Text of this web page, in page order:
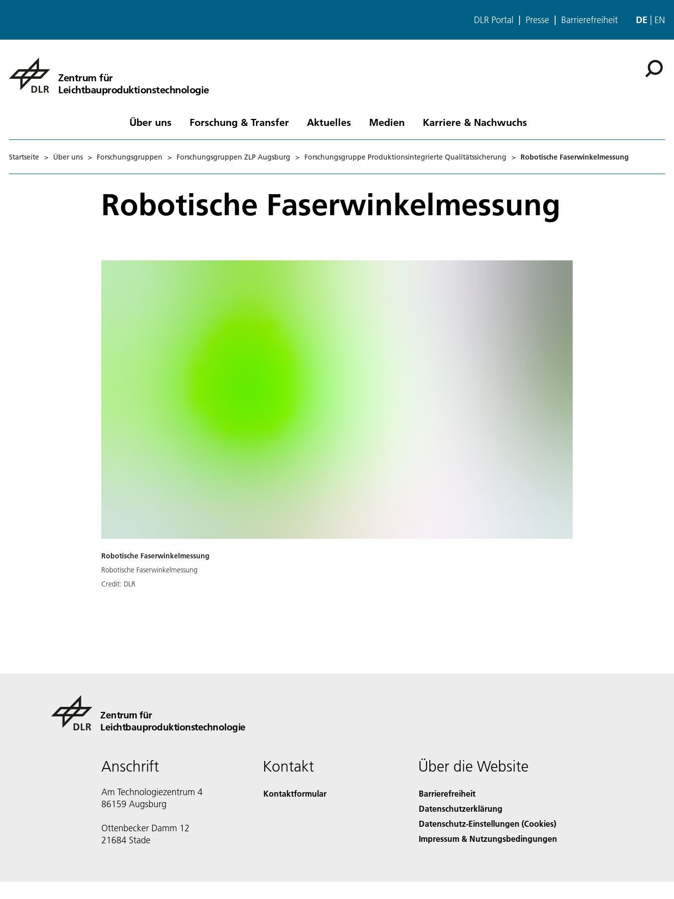
DLR Portal Presse Barrierefreiheit DE EN
Zentrum für
Leichtbauproduktionstechnologie
Über uns Forschung & Transfer Aktuelles Medien Karriere & Nachwuchs
Startseite > Über uns > Forschungsgruppen > Forschungsgruppen ZLP Augsburg > Forschungsgruppe Produktionsintegrierte Qualitätssicherung > Robotische Faserwinkelmessung
Robotische Faserwinkelmessung
Robotische Faserwinkelmessung
Robotische Faserwinkelmessung
Credit: DLR
Zentrum für
Leichtbauproduktionstechnologie
Anschrift
Am Technologiezentrum 4
86159 Augsburg
Ottenbecker Damm 12
21684 Stade
Kontakt
Kontaktformular
Über die Website
Barrierefreiheit
Datenschutzerklärung
Datenschutz-Einstellungen (Cookies)
Impressum & Nutzungsbedingungen